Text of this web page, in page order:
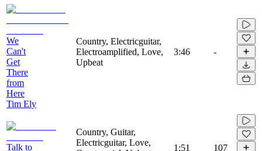
We
Can't
Get
There
from
Here
Tim Ely
Country, Electricguitar,
Electroamplified, Love,
Upbeat
3:46 -
Talk to
Country, Guitar,
Electricguitar, Love,
1:51 107